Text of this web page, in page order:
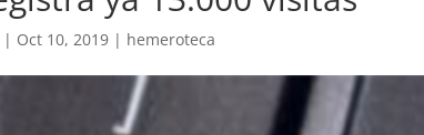
| Oct 10, 2019 | hemeroteca